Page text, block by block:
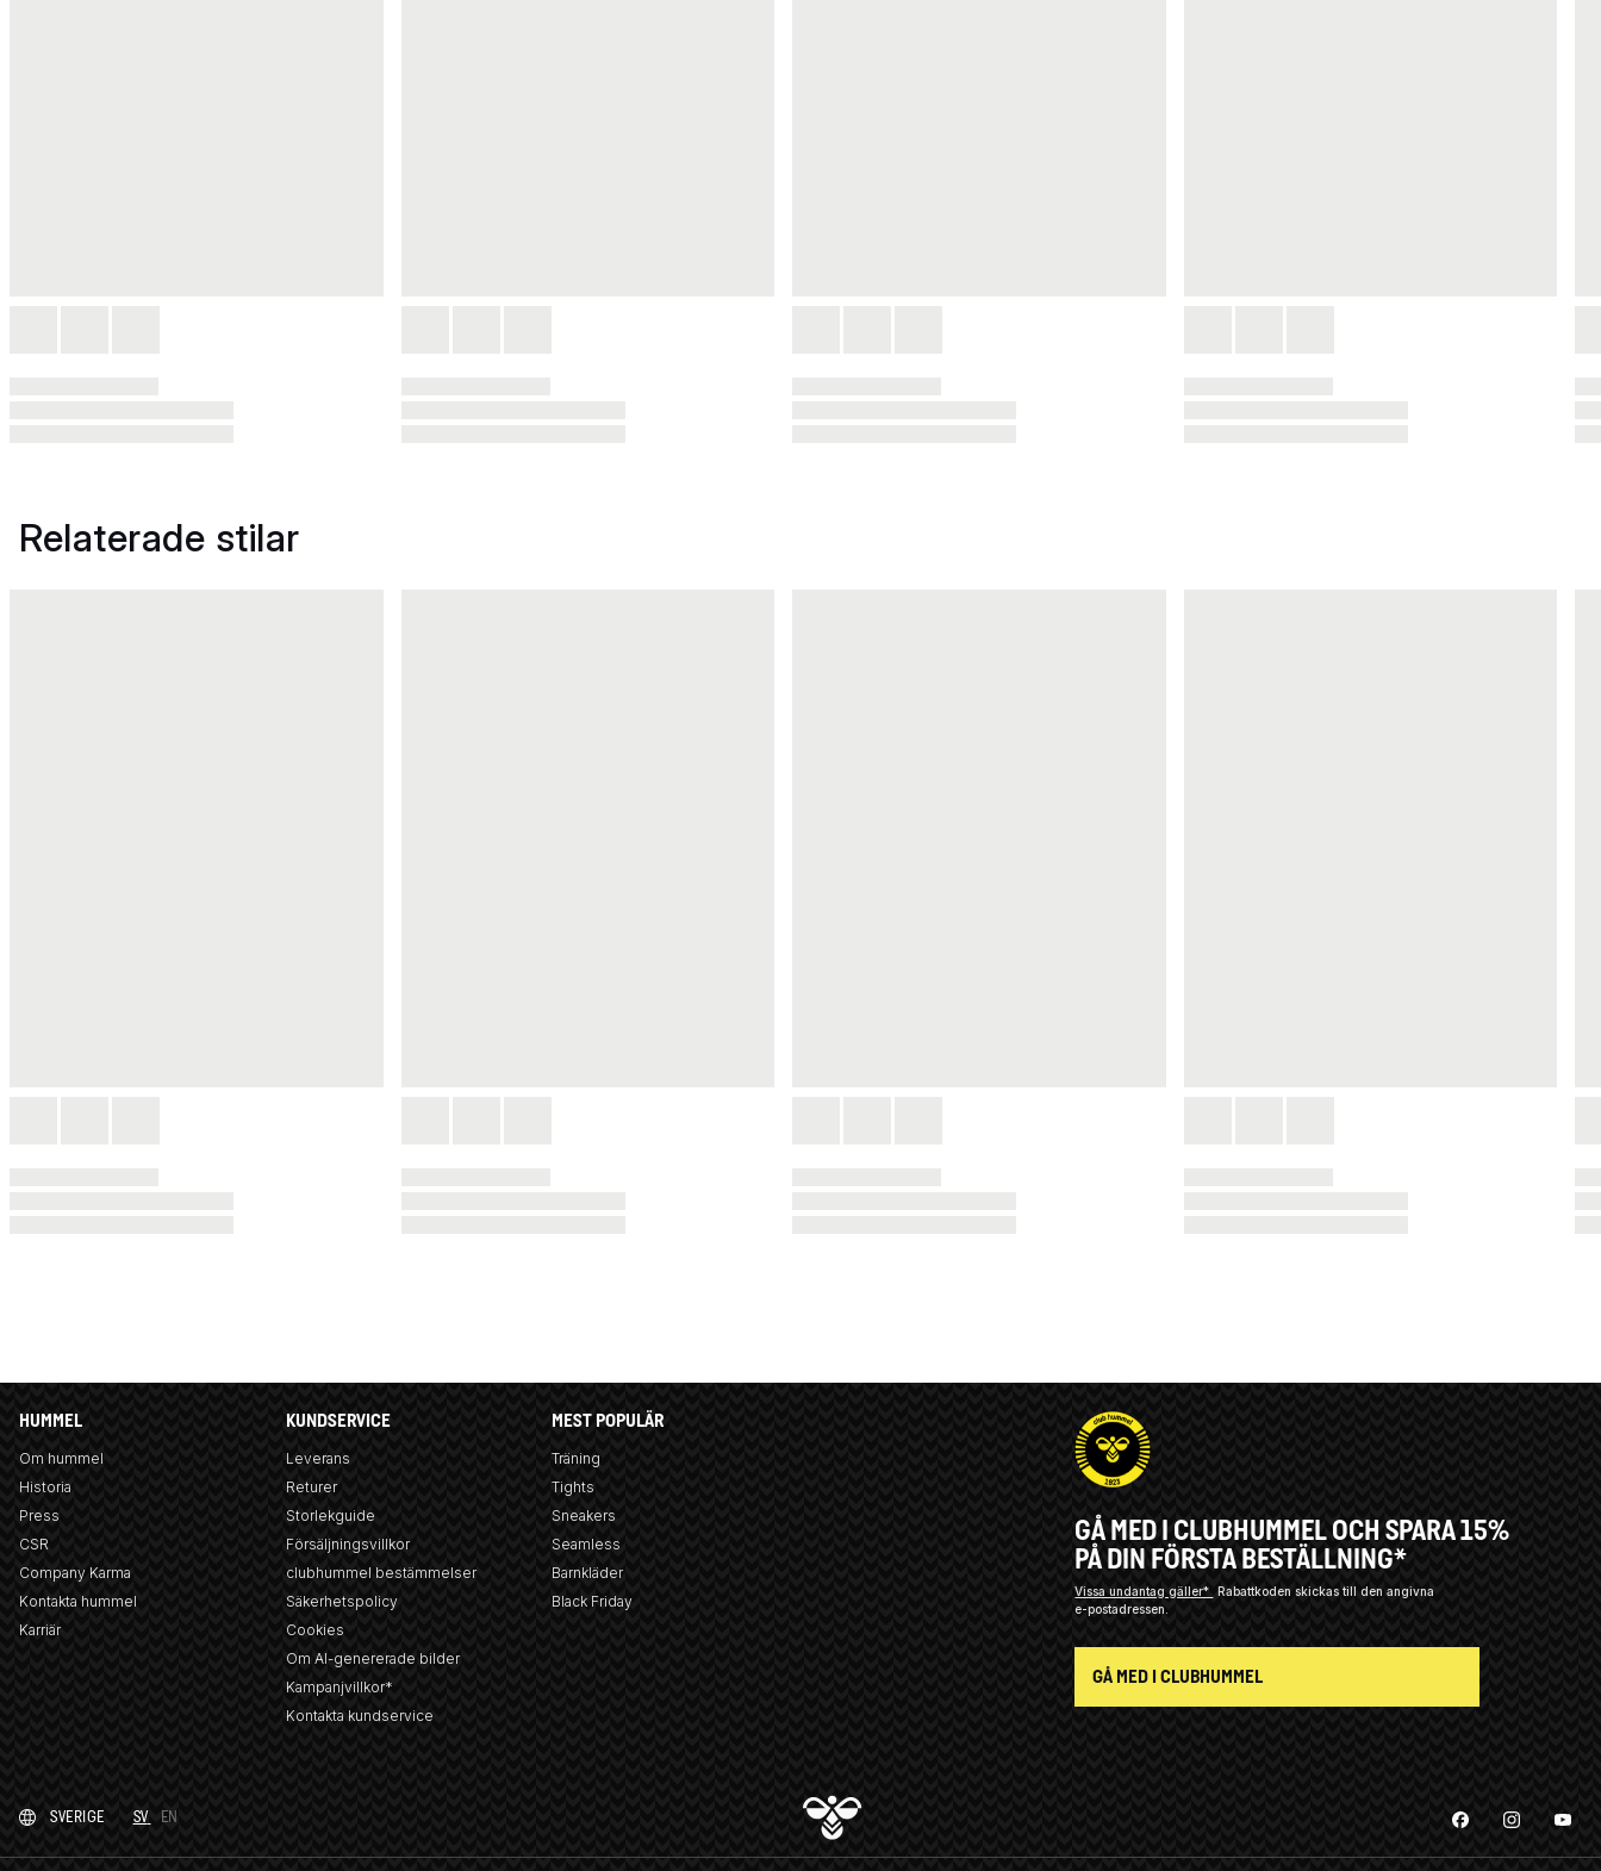
Relaterade stilar
HUMMEL
Om hummel
Historia
Press
CSR
Company Karma
Kontakta hummel
Karriär
KUNDSERVICE
Leverans
Returer
Storlekguide
Försäljningsvillkor
clubhummel bestämmelser
Säkerhetspolicy
Cookies
Om AI-genererade bilder
Kampanjvillkor*
Kontakta kundservice
MEST POPULÄR
Träning
Tights
Sneakers
Seamless
Barnkläder
Black Friday
GÅ MED I CLUBHUMMEL OCH SPARA 15%
PÅ DIN FÖRSTA BESTÄLLNING*
Vissa undantag gäller*
Rabattkoden skickas till den angivna
e-postadressen.
GÅ MED I CLUBHUMMEL
SVERIGE SV EN